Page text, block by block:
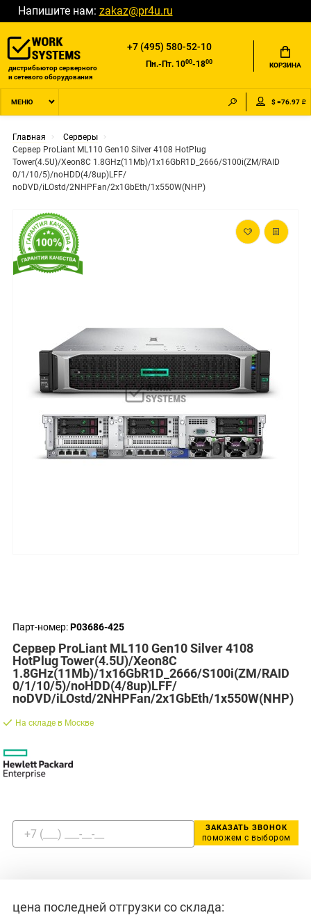
Напишите нам: zakaz@pr4u.ru
дистрибьютор серверного
и сетевого оборудования
+7 (495) 580-52-10
Пн.-Пт. 1000-1800 КОРЗИНА
МЕНЮ $ =76.97 ₽
Главная
Серверы
Сервер ProLiant ML110 Gen10 Silver 4108 HotPlug
Tower(4.5U)/Xeon8C 1.8GHz(11Mb)/1x16GbR1D_2666/S100i(ZM/RAID
0/1/10/5)/noHDD(4/8up)LFF/
noDVD/iLOstd/2NHPFan/2x1GbEth/1x550W(NHP)
Парт-номер:P03686-425
Сервер ProLiant ML110 Gen10 Silver 4108
HotPlug Tower(4.5U)/Xeon8C
1.8GHz(11Mb)/1x16GbR1D_2666/S100i(ZM/RAID
0/1/10/5)/noHDD(4/8up)LFF/
noDVD/iLOstd/2NHPFan/2x1GbEth/1x550W(NHP)
На складе в Москве
ЗАКАЗАТЬ ЗВОНОК
поможем с выбором
цена последней отгрузки со склада: